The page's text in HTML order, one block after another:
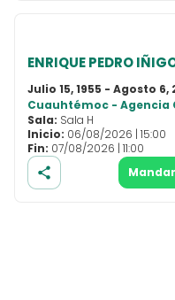
ENRIQUE PEDRO
Julio 15, 1955 - Agosto 6,
Cuauhtémoc - Agencia
Sala: Sala H
Inicio: 06/08/2026 | 15:00
Fin: 07/08/2026 | 11:00